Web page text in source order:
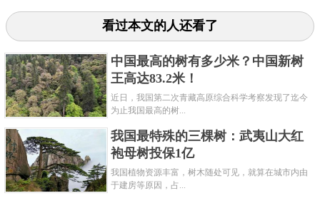
上面产卵，加快桃树的死亡。
二、桃树的用途
看过本文的人还看了
中国最高的树有多少米？中国新树
王高达83.2米！
近日，我国第二次青藏高原综合科学考察发现了迄今
为止我国最高的树...
我国最特殊的三棵树：武夷山大红
袍母树投保1亿
我国植物资源丰富，树木随处可见，就算在城市内由
于建房等原因，占...